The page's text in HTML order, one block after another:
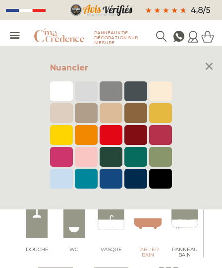
PANNEAUX DE
DÉCORATION SUR
MESURE
Nuancier ×
DOUCHE WC VASQUE
TABLIER
BAIN
PANNEAU
BAIN